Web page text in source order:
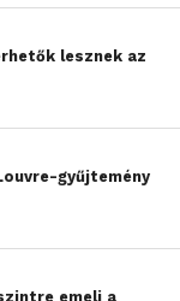
lesznek az
gyűjtemény
emeli a